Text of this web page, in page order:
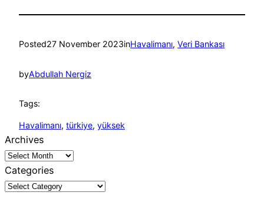
Posted27 November 2023inHavalimanı, Veri Bankası
byAbdullah Nergiz
Tags:
Havalimanı, türkiye, yüksek
Archives
Categories